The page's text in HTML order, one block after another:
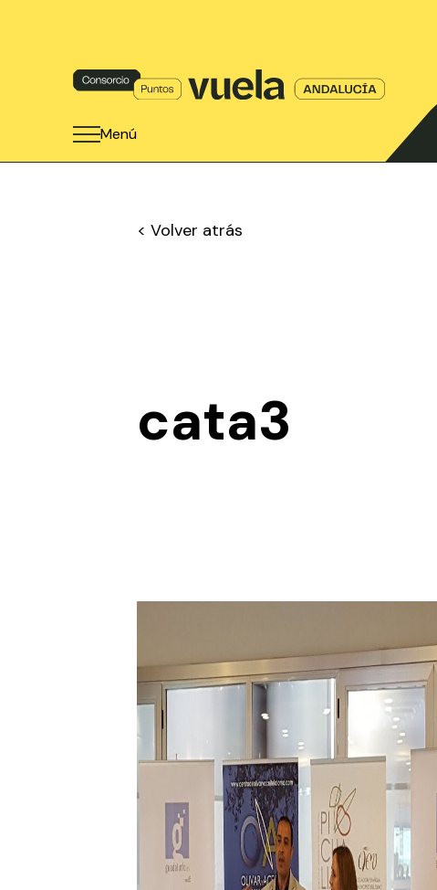
Menú
< Volver atrás
cata3